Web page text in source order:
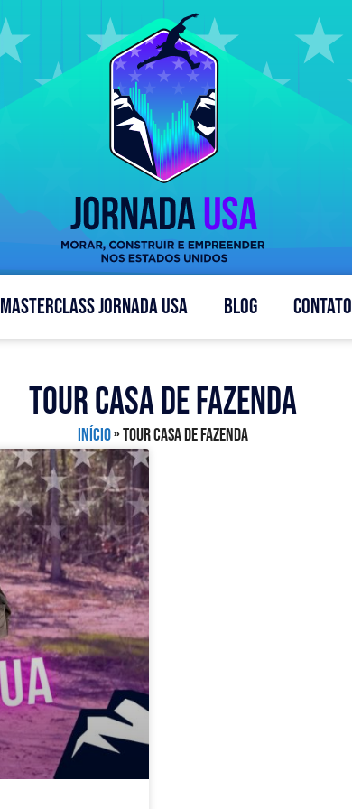
MASTERCLASS JORNADA USA BLOG CONTATO
Tour Casa De Fazenda
Início»Tour Casa De Fazenda